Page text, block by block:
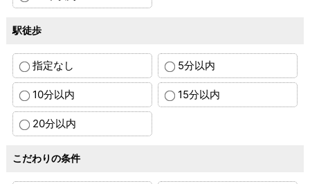
駅徒歩
指定なし 5分以内
10分以内 15分以内
20分以内
こだわりの条件